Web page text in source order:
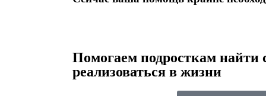
Помогаем подросткам найти
реализоваться в жизни